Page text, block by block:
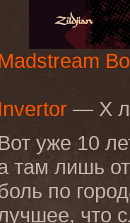
— Х
уже 10
там лишь
по
что